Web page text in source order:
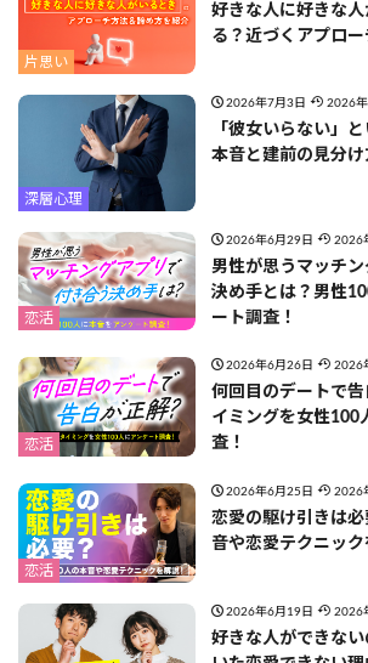
片思い
好きな人に好きな
る？近づくアプロ
深層心理
2026年7月3日 2026
「彼女いらない」
本音と建前の見分
恋活
2026年6月29日 2026
男性が思うマッチ
決め手とは？男性
ート調査！
恋活
2026年6月26日 2026
何回目のデートで
イミングを女性100
査！
恋活
2026年6月25日 2026
恋愛の駆け引きは
音や恋愛テクニック
2026年6月19日 2026
好きな人ができな